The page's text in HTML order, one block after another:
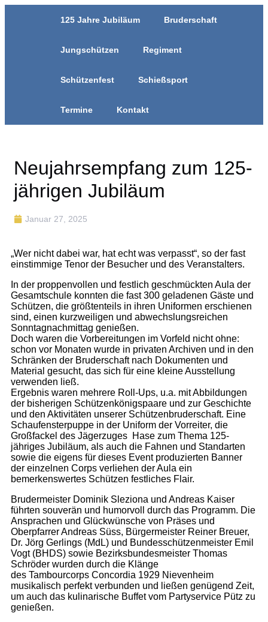
125 Jahre Jubiläum Bruderschaft
Jungschützen Regiment
Schützenfest Schießsport
Termine Kontakt
Neujahrsempfang zum 125-
jährigen Jubiläum
Januar 27, 2025
„Wer nicht dabei war, hat echt was verpasst“, so der fast
einstimmige Tenor der Besucher und des Veranstalters.
In der proppenvollen und festlich geschmückten Aula der
Gesamtschule konnten die fast 300 geladenen Gäste und
Schützen, die größtenteils in ihren Uniformen erschienen
sind, einen kurzweiligen und abwechslungsreichen
Sonntagnachmittag genießen.
Doch waren die Vorbereitungen im Vorfeld nicht ohne:
schon vor Monaten wurde in privaten Archiven und in den
Schränken der Bruderschaft nach Dokumenten und
Material gesucht, das sich für eine kleine Ausstellung
verwenden ließ.
Ergebnis waren mehrere Roll-Ups, u.a. mit Abbildungen
der bisherigen Schützenkönigspaare und zur Geschichte
und den Aktivitäten unserer Schützenbruderschaft. Eine
Schaufensterpuppe in der Uniform der Vorreiter, die
Großfackel des Jägerzuges Hase zum Thema 125-
jähriges Jubiläum, als auch die Fahnen und Standarten
sowie die eigens für dieses Event produzierten Banner
der einzelnen Corps verliehen der Aula ein
bemerkenswertes Schützen festliches Flair.
Brudermeister Dominik Sleziona und Andreas Kaiser
führten souverän und humorvoll durch das Programm. Die
Ansprachen und Glückwünsche von Präses und
Oberpfarrer Andreas Süss, Bürgermeister Reiner Breuer,
Dr. Jörg Gerlings (MdL) und Bundesschützenmeister Emil
Vogt (BHDS) sowie Bezirksbundesmeister Thomas
Schröder wurden durch die Klänge
des Tambourcorps Concordia 1929 Nievenheim
musikalisch perfekt verbunden und ließen genügend Zeit,
um auch das kulinarische Buffet vom Partyservice Pütz zu
genießen.